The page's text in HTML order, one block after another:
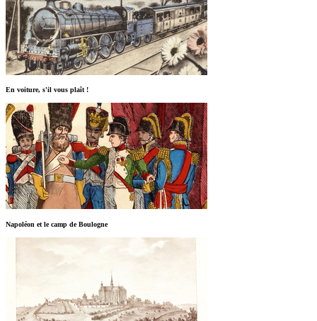
En voiture, s'il vous plaît !
Napoléon et le camp de Boulogne